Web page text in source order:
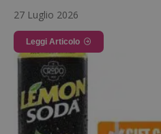
27 Luglio 2026
Leggi Articolo